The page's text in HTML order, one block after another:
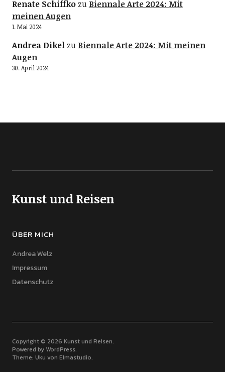
Renate Schiffkozu Biennale Arte 2024: Mit
meinen Augen
1. Mai 2024
Andrea Dikelzu Biennale Arte 2024: Mit meinen
Augen
30. April 2024
Kunst und Reisen
ÜBER MICH
Andrea Welz
Impressum
Datenschutz
Copyright © 2026 Kunst und Reisen
Powered by WordPress
Theme: Uku von Elmastudio